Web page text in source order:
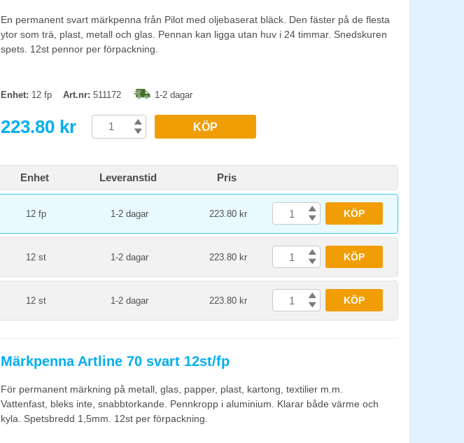
En permanent svart märkpenna från Pilot med oljebaserat bläck. Den fäster på de flesta
ytor som trä, plast, metall och glas. Pennan kan ligga utan huv i 24 timmar. Snedskuren
spets. 12st pennor per förpackning.
Enhet: 12 fp Art.nr: 511172 1-2 dagar
223.80 kr KÖP
Enhet Leveranstid Pris
12 fp 1-2 dagar 223.80 kr KÖP
12 st 1-2 dagar 223.80 kr KÖP
12 st 1-2 dagar 223.80 kr KÖP
Märkpenna Artline 70 svart 12st/fp
För permanent märkning på metall, glas, papper, plast, kartong, textilier m.m.
Vattenfast, bleks inte, snabbtorkande. Pennkropp i aluminium. Klarar både värme och
kyla. Spetsbredd 1,5mm. 12st per förpackning.